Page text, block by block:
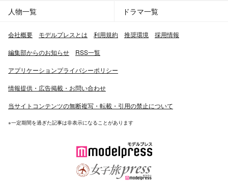
人物一覧 ドラマ一覧
会社概要 モデルプレスとは 利用規約 推奨環境 採用情報
編集部からのお知らせ RSS一覧
アプリケーションプライバシーポリシー
情報提供・広告掲載・お問い合わせ
当サイトコンテンツの無断複写・転載・引用の禁止について
※一定期間を過ぎた記事は非表示になることがあります